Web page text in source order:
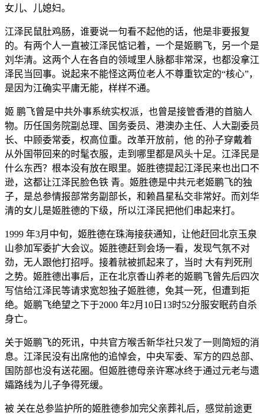
女儿、儿媳妇。
江泽民鼠肚鸡肠，谁要说一句看不起他的话，他是非要报复
的。有两个人一直被江泽民惦记着，一个是姬鹏飞，另一个是
刘华清。这两个人在各自的领域里人脉都非常深，也都没拿江
泽民当回事。说起来不能怪这两位老人不尊重钦定的“核心”，
是因为江确实平庸无能，样样不通。
姬 鹏飞曾是中共外事系统实权派，也曾是接管香港的首脑人
物。历任国务院副总理、国务委员、港澳办主任、人大副委员
长、中顾委常委，权高位重。改革开放前，他 的孙子穿戴着
从外国带回来的时髦衣服，走到哪里都是风头十足。江泽民是
什么东西？根本没有放在眼里。姬胜德提起江泽民来也出口不
逊，这都让江泽民脸色铁 青。姬胜德是中共元老姬鹏飞的独
子，是总参情报部常务副部长，和赖昌星私交非常好。而刘华
清的女儿是姬胜德的下级，所以江泽民把他们串起来打。
1999 年3月中旬，姬胜德在珠海接获通知，让他赶回北京玉泉
山参加军委扩大会议。姬胜德赶到会场一看，发现气氛不对
劲，无人跟他打招呼。接着就被抓起来了，当时 大有判死刑
之势。姬胜德出事后，正在北京香山养老的姬鹏飞曾先后四次
写信给江泽民等请求宽恕独子姬胜德，免其一死，但遭到拒
绝。姬鹏飞绝望之下于2000 年2月10日13时52分服安眠药自杀
身亡。
关于姬鹏飞的死讯，中共官方喉舌新华社只发了一则简短的消
息。江泽民没有出席他的追悼会，中央军委、军方的四总部、
国防部也没有送花圈。但姬胜德母亲许寒冰终于通过元老与遗
孀路线为儿子争得死缓。
被 关在总参监护所的姬胜德参加完父亲葬礼后，感觉前途更